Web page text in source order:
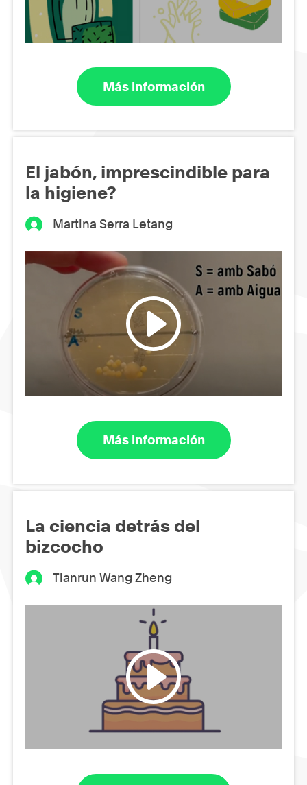
Más información
El jabón, imprescindible para
la higiene?
Martina Serra Letang
Más información
La ciencia detrás del
bizcocho
Tianrun Wang Zheng